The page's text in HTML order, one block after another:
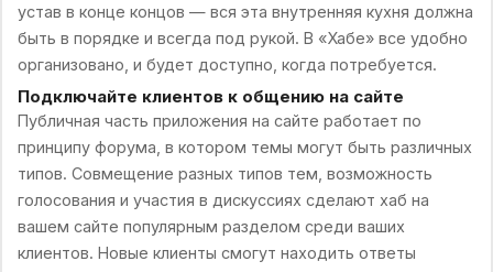
устав в конце концов — вся эта внутренняя кухня должна
быть в порядке и всегда под рукой. В «Хабе» все удобно
организовано, и будет доступно, когда потребуется.
Подключайте клиентов к общению на сайте
Публичная часть приложения на сайте работает по
принципу форума, в котором темы могут быть различных
типов. Совмещение разных типов тем, возможность
голосования и участия в дискуссиях сделают хаб на
вашем сайте популярным разделом среди ваших
клиентов. Новые клиенты смогут находить ответы